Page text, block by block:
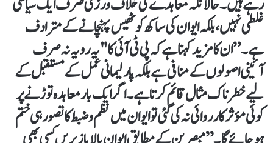
غلطی نہیں، بلکہ ایوان کی ساکھ کو ٹھیس پہنچانے کے مترادف
ہے۔” ان کا مزید کہنا ہے کہ پی ٹی آئی کا "یہ رویہ نہ صرف
آئینی اصولوں کے منافی ہے بلکہ پارلیمانی عمل کے مستقبل کے
لیے خطرناک مثال قائم کرتا ہے۔ اگر ایک بار معاہدہ توڑنے پر
کوئی مؤثر کارروائی نہ کی گئی تو ایوان میں نظم و ضبط کا تصور ہی ختم